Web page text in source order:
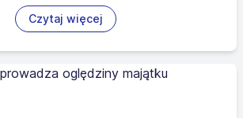
Czytaj więcej